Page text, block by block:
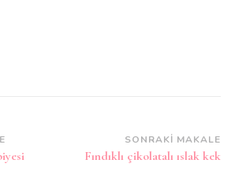
SONRAKI MAKALE
Fındıklı çikolatalı ıslak kek